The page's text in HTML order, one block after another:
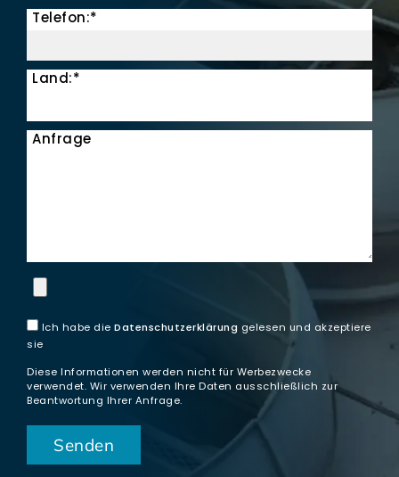
Telefon:*
Land:*
Anfrage
Ich habe die Datenschutzerklärung gelesen und akzeptiere
sie
Diese Informationen werden nicht für Werbezwecke
verwendet. Wir verwenden Ihre Daten ausschließlich zur
Beantwortung Ihrer Anfrage.